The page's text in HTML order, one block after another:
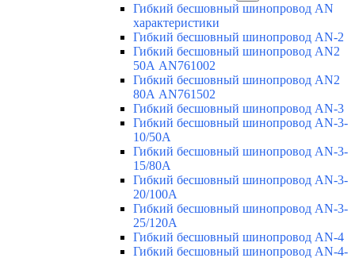
Гибкий бесшовный шинопровод AN
характеристики
Гибкий бесшовный шинопровод AN-2
Гибкий бесшовный шинопровод AN2
50А AN761002
Гибкий бесшовный шинопровод AN2
80А AN761502
Гибкий бесшовный шинопровод AN-3
Гибкий бесшовный шинопровод AN-3-
10/50A
Гибкий бесшовный шинопровод AN-3-
15/80A
Гибкий бесшовный шинопровод AN-3-
20/100A
Гибкий бесшовный шинопровод AN-3-
25/120A
Гибкий бесшовный шинопровод AN-4
Гибкий бесшовный шинопровод AN-4-